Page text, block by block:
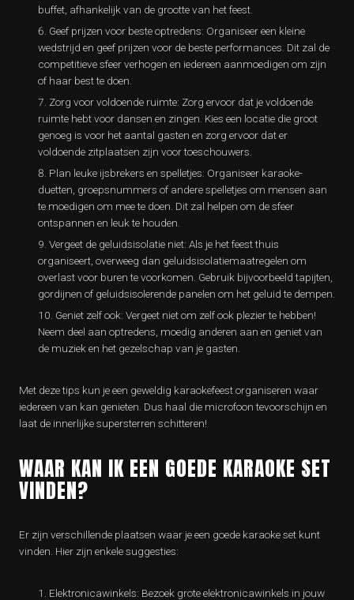
buffet, afhankelijk van de grootte van het feest.
Geef prijzen voor beste optredens: Organiseer een kleine
wedstrijd en geef prijzen voor de beste performances. Dit zal de
competitieve sfeer verhogen en iedereen aanmoedigen om zijn
of haar best te doen.
Zorg voor voldoende ruimte: Zorg ervoor dat je voldoende
ruimte hebt voor dansen en zingen. Kies een locatie die groot
genoeg is voor het aantal gasten en zorg ervoor dat er
voldoende zitplaatsen zijn voor toeschouwers.
Plan leuke ijsbrekers en spelletjes: Organiseer karaoke-
duetten, groepsnummers of andere spelletjes om mensen aan
te moedigen om mee te doen. Dit zal helpen om de sfeer
ontspannen en leuk te houden.
Vergeet de geluidsisolatie niet: Als je het feest thuis
organiseert, overweeg dan geluidsisolatiemaatregelen om
overlast voor buren te voorkomen. Gebruik bijvoorbeeld tapijten,
gordijnen of geluidsisolerende panelen om het geluid te dempen.
Geniet zelf ook: Vergeet niet om zelf ook plezier te hebben!
Neem deel aan optredens, moedig anderen aan en geniet van
de muziek en het gezelschap van je gasten.
Met deze tips kun je een geweldig karaokefeest organiseren waar
iedereen van kan genieten. Dus haal die microfoon tevoorschijn en
laat de innerlijke supersterren schitteren!
WAAR KAN IK EEN GOEDE KARAOKE SET
VINDEN?
Er zijn verschillende plaatsen waar je een goede karaoke set kunt
vinden. Hier zijn enkele suggesties:
Elektronicawinkels: Bezoek grote elektronicawinkels in jouw